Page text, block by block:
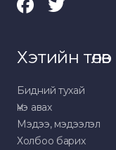
Хэтийн төлөв
Бидний тухай
Үнэ авах
Мэдээ, мэдээлэл
Холбоо барих